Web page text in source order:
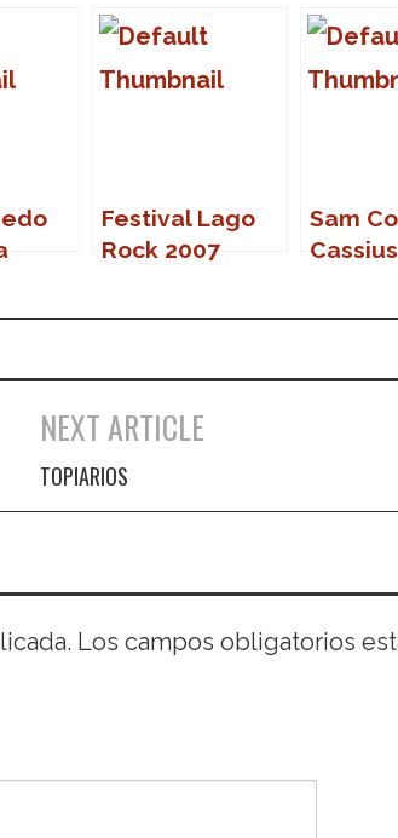
Festival Lago
Rock 2007
Sam
NEXT ARTICLE
TOPIARIOS
Los campos obligatorios